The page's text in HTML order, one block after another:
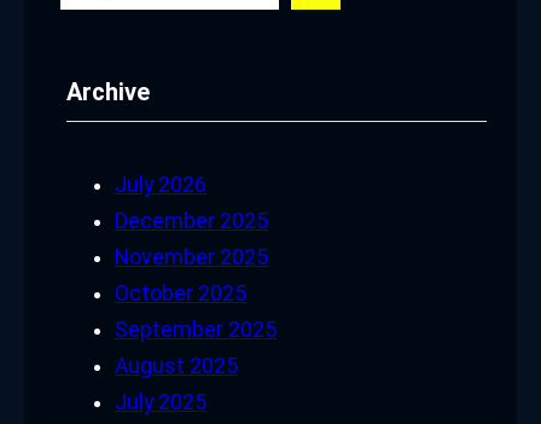
rArchive
July 2026
December 2025
November 2025
October 2025
September 2025
August 2025
July 2025